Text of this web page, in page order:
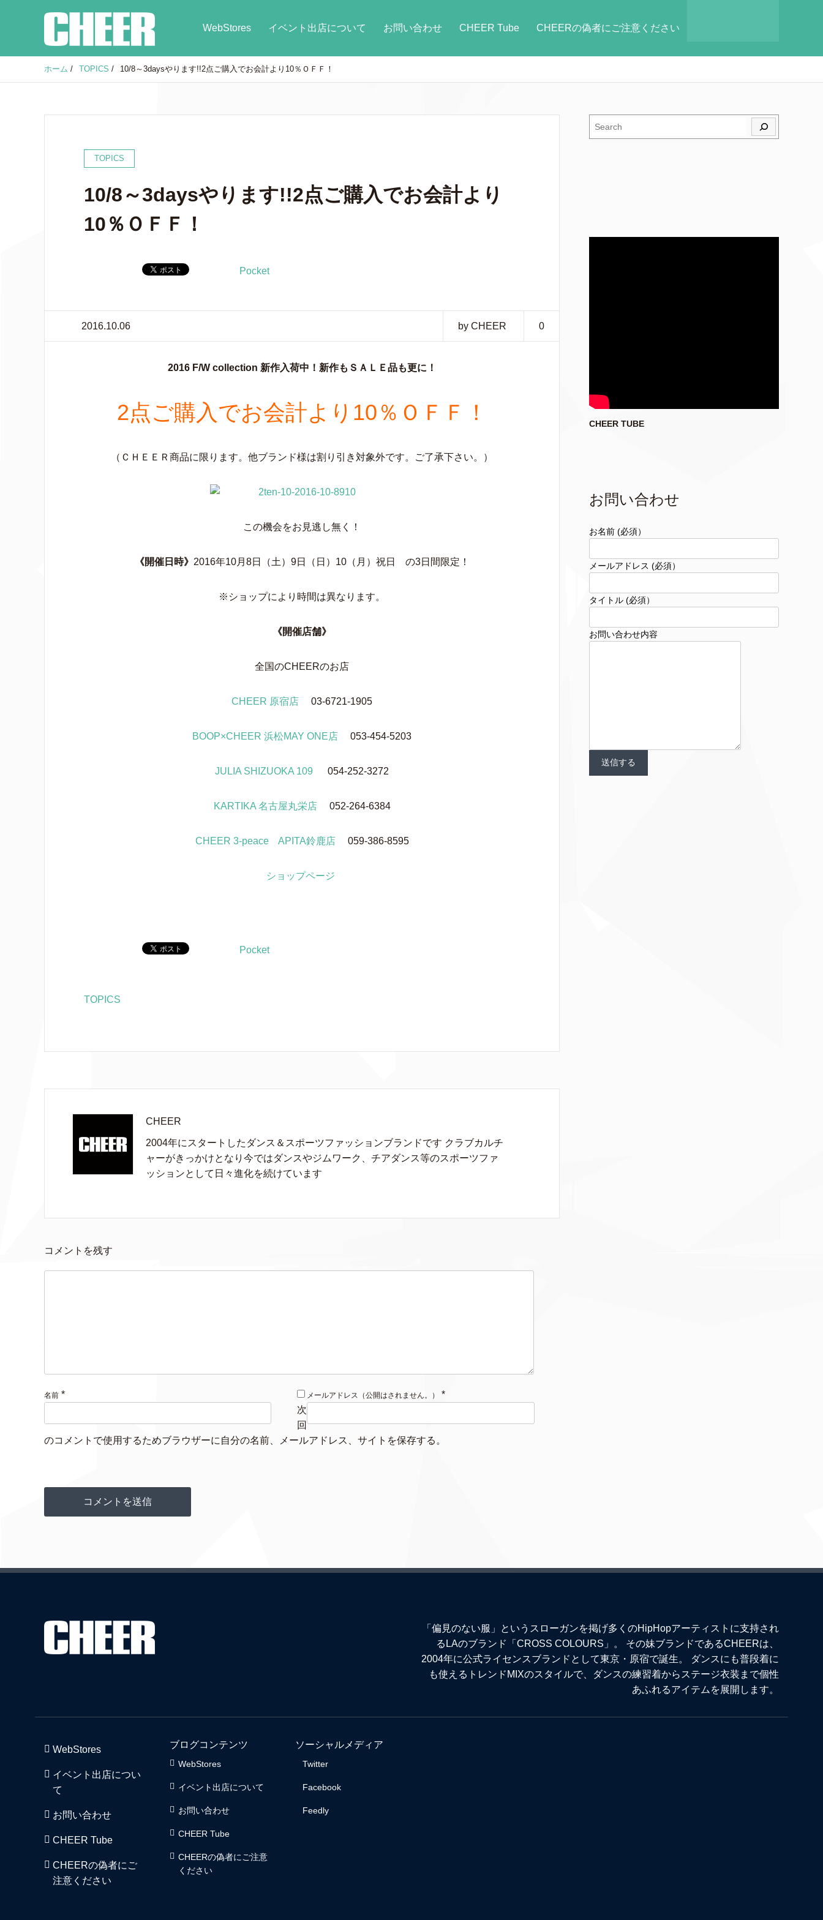
WebStores イベント出店について お問い合わせ CHEER Tube CHEERの偽者にご注意ください
ホーム / TOPICS / 10/8～3daysやります!!2点ご購入でお会計より10％ＯＦＦ！
TOPICS
10/8～3daysやります!!2点ご購入でお会計より
10％ＯＦＦ！
Pocket
2016.10.06 by CHEER 0
2016 F/W collection 新作入荷中！新作もＳＡＬＥ品も更に！
2点ご購入でお会計より10％ＯＦＦ！
（ＣＨＥＥＲ商品に限ります。他ブランド様は割り引き対象外です。ご了承下さい。）
この機会をお見逃し無く！
《開催日時》 2016年10月8日（土）9日（日）10（月）祝日 の3日間限定！
※ショップにより時間は異なります。
《開催店舗》
全国のCHEERのお店
CHEER 原宿店 03-6721-1905
BOOP×CHEER 浜松MAY ONE店 053-454-5203
JULIA SHIZUOKA 109 054-252-3272
KARTIKA 名古屋丸栄店 052-264-6384
CHEER 3-peace APITA鈴鹿店 059-386-8595
ショップページ
Pocket
TOPICS
CHEER
2004年にスタートしたダンス＆スポーツファッションブランドです クラブカルチ
ャーがきっかけとなり今ではダンスやジムワーク、チアダンス等のスポーツファ
ッションとして日々進化を続けています
コメントを残す
名前 * メールアドレス（公開はされません。）
*
次
回
のコメントで使用するためブラウザーに自分の名前、メールアドレス、サイトを保存する。
CHEER TUBE
お問い合わせ
お名前 (必須）
メールアドレス (必須）
タイトル (必須）
お問い合わせ内容
「偏見のない服」というスローガンを掲げ多くのHipHopアーティストに支持され
るLAのブランド「CROSS COLOURS」。 その妹ブランドであるCHEERは、
2004年に公式ライセンスブランドとして東京・原宿で誕生。 ダンスにも普段着に
も使えるトレンドMIXのスタイルで、ダンスの練習着からステージ衣装まで個性
あふれるアイテムを展開します。
WebStores
イベント出店につい
て
お問い合わせ
CHEER Tube
CHEERの偽者にご
注意ください
ブログコンテンツ
WebStores
イベント出店について
お問い合わせ
CHEER Tube
CHEERの偽者にご注意
ください
ソーシャルメディア
Twitter
Facebook
Feedly